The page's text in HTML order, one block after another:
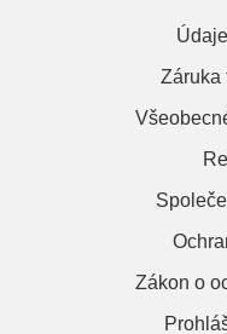
Záruka
Zákon o